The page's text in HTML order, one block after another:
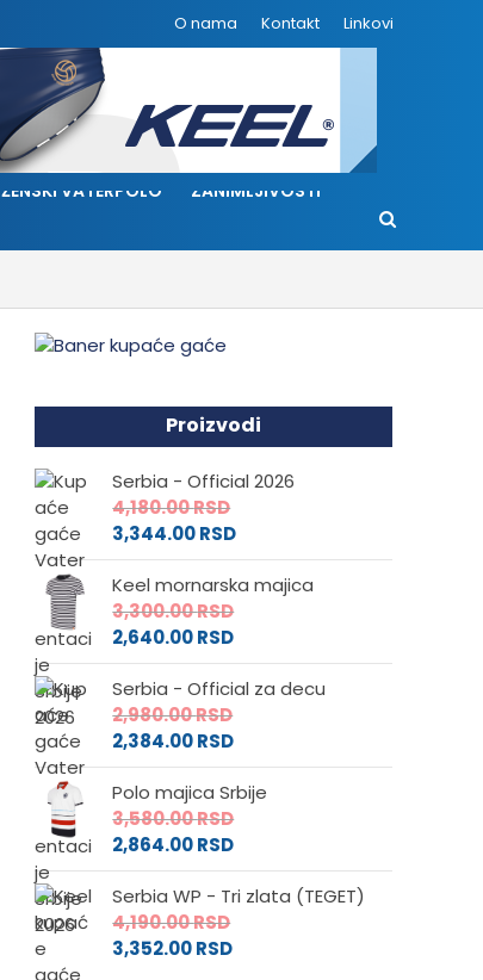
O nama Kontakt Linkovi
ŽENSKI VATERPOLO ZANIMLJIVOSTI
Proizvodi
Serbia - Official 2026
4,180.00RSD
3,344.00RSD
Keel mornarska majica
3,300.00RSD
2,640.00RSD
Serbia - Official za decu
2,980.00RSD
2,384.00RSD
Polo majica Srbije
3,580.00RSD
2,864.00RSD
Serbia WP - Tri zlata (TEGET)
4,190.00RSD
3,352.00RSD